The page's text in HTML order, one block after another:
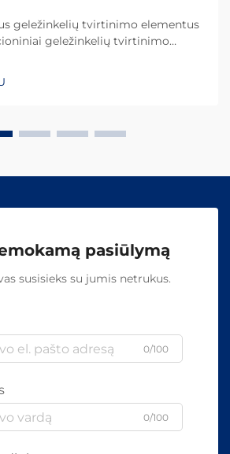
geležinkelių tvirtinimo elementus
geležinkelių tvirtinimo
stabilumą ir saugumą kasdienėms
sistemų pasikliauja
pasiūlymą
susisieks su jumis netrukus.
0/100
0/100